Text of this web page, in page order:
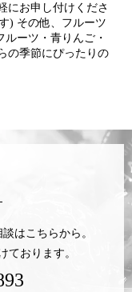
にお申し付けくださ
) その他、フルーツ
ーツ・青りんご・
の季節にぴったりの
はこちらから。
ております。